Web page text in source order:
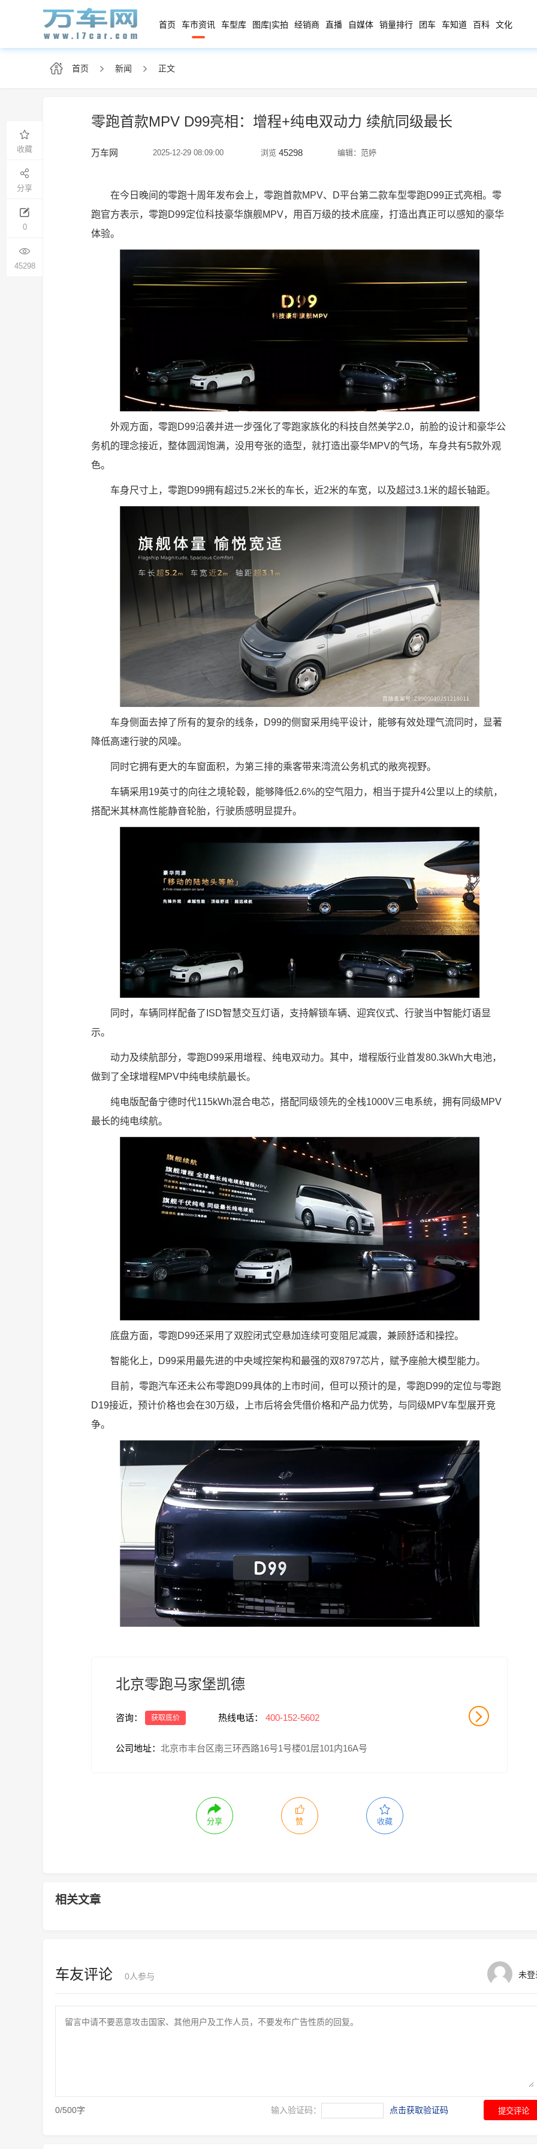
首页 车市资讯 车型库 图库|实拍 经销商 直播 自媒体 销量排行 团车 车知道 百科 文化
首页 新闻 正文
零跑首款MPV D99亮相：增程+纯电双动力 续航同级最长
万车网 2025-12-29 08:09:00 浏览 45298 编辑：范婷
收藏
分享
0
45298
在今日晚间的零跑十周年发布会上，零跑首款MPV、D平台第二款车型零跑D99正式亮相。 零
跑官方表示，零跑D99定位科技豪华旗舰MPV，用百万级的技术底座，打造出真正可以感知的豪华
体验。
外观方面，零跑D99沿袭并进一步强化了零跑家族化的科技自然美学2.0，前脸的设计和豪华公
务机的理念接近，整体圆润饱满，没用夸张的造型，就打造出豪华MPV的气场，车身共有5款外观
色。
车身尺寸上，零跑D99拥有超过5.2米长的车长，近2米的车宽，以及超过3.1米的超长轴距。
车身侧面去掉了所有的复杂的线条，D99的侧窗采用纯平设计，能够有效处理气流同时，显著
降低高速行驶的风噪。
同时它拥有更大的车窗面积，为第三排的乘客带来湾流公务机式的敞亮视野。
车辆采用19英寸的向往之境轮毂，能够降低2.6%的空气阻力，相当于提升4公里以上的续航，
搭配米其林高性能静音轮胎，行驶质感明显提升。
同时，车辆同样配备了ISD智慧交互灯语，支持解锁车辆、迎宾仪式、行驶当中智能灯语显
示。
动力及续航部分，零跑D99采用增程、纯电双动力。其中，增程版行业首发80.3kWh大电池，
做到了全球增程MPV中纯电续航最长。
纯电版配备宁德时代115kWh混合电芯，搭配同级领先的全栈1000V三电系统，拥有同级MPV
最长的纯电续航。
底盘方面，零跑D99还采用了双腔闭式空悬加连续可变阻尼减震，兼顾舒适和操控。
智能化上，D99采用最先进的中央域控架构和最强的双8797芯片，赋予座舱大模型能力。
目前，零跑汽车还未公布零跑D99具体的上市时间，但可以预计的是，零跑D99的定位与零跑
D19接近，预计价格也会在30万级，上市后将会凭借价格和产品力优势，与同级MPV车型展开竞
争。
北京零跑马家堡凯德
咨询： 获取底价 热线电话： 400-152-5602
公司地址： 北京市丰台区南三环西路16号1号楼01层101内16A号
分享 赞 收藏
相关文章
未登
车友评论 0人参与
0/500字 输入验证码： 点击获取验证码 提交评论